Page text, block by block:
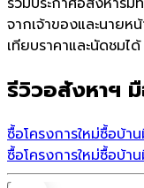
จากเจ้าของและนาย
เทียบราคาและนัดชมไ
รีวิวอสังหาฯ
ซื้อโครงการใหม่ซื้อบ้า
ซื้อโครงการใหม่ซื้อบ้า